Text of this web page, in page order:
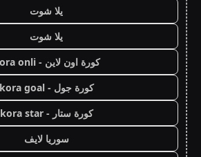
يلا شوت
يلا شوت
كورة اون لاين - kora onli
كورة جول - kora goal
كورة ستار - kora star
سوريا لايف